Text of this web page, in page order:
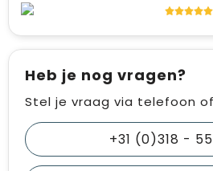
Heb je nog vragen?
Stel je vraag via telefoon
+31 (0)318 -